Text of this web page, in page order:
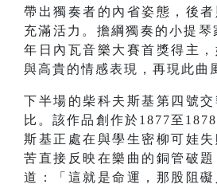
帶出獨奏者的內省姿態，後者
充滿活力。擔綱獨奏的小提琴
年日內瓦音樂大賽首獎得主
與高貴的情感表現，再現此曲
下半場的柴科夫斯基第四號
比。該作品創作於1877至
斯基正處在與學生密柳可娃
苦直接反映在樂曲的銅管破
道：「這就是命運，那股阻